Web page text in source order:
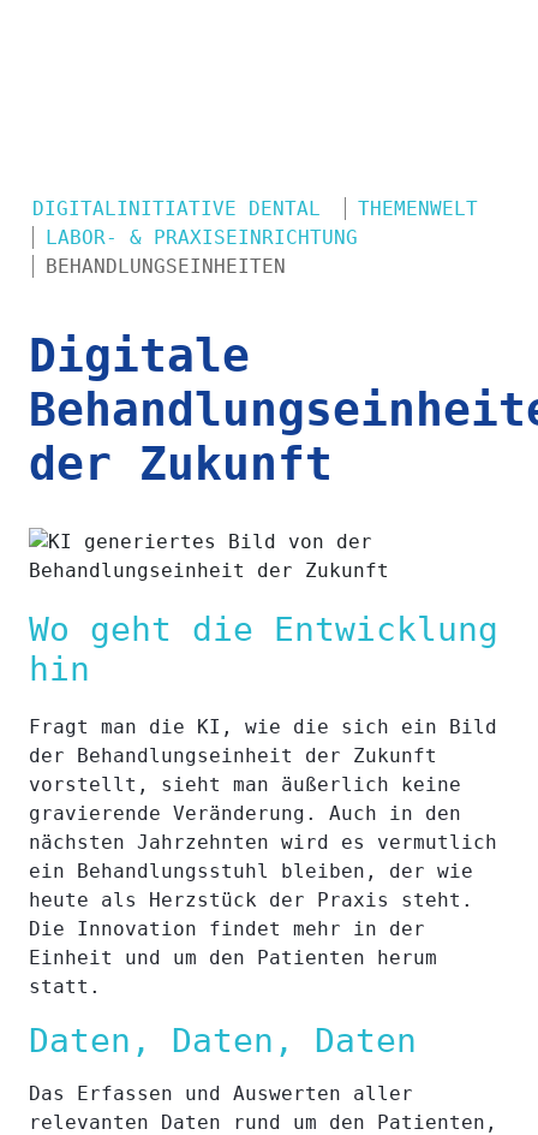
DIGITALINITIATIVE DENTAL
THEMENWELT
LABOR- & PRAXISEINRICHTUNG
BEHANDLUNGSEINHEITEN
Digitale
der Zukunft
Wo geht die Entwicklung
hin
Fragt man die KI, wie die sich ein Bild
der Behandlungseinheit der Zukunft
vorstellt, sieht man äußerlich keine
gravierende Veränderung. Auch in den
nächsten Jahrzehnten wird es vermutlich
ein Behandlungsstuhl bleiben, der wie
heute als Herzstück der Praxis steht.
Die Innovation findet mehr in der
Einheit und um den Patienten herum
statt.
Daten, Daten, Daten
Das Erfassen und Auswerten aller
relevanten Daten rund um den Patienten,